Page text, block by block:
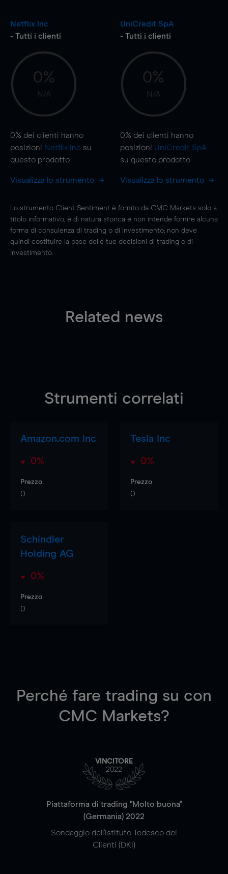
Netflix Inc
- Tutti i clienti
0%
N/A
0% dei clienti hanno
posizioni Netflix Inc su
questo prodotto
Visualizza lo strumento
UniCredit SpA
- Tutti i clienti
0%
N/A
0% dei clienti hanno
posizioni UniCredit SpA
su questo prodotto
Visualizza lo strumento
Lo strumento Client Sentiment è fornito da CMC Markets solo a
titolo informativo, è di natura storica e non intende fornire alcuna
forma di consulenza di trading o di investimento; non deve
quindi costituire la base delle tue decisioni di trading o di
investimento.
Related news
Strumenti correlati
Amazon.com Inc
0%
Prezzo
0
Tesla Inc
0%
Prezzo
0
Schindler
Holding AG
0%
Prezzo
0
Perché fare trading su con
CMC Markets?
VINCITORE
2022
Piattaforma di trading "Molto buona"
(Germania) 2022
Sondaggio dell'Istituto Tedesco dei
Clienti (DKI)